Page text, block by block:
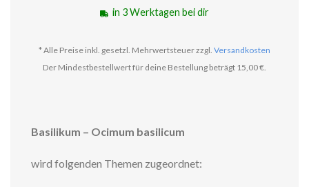
in 3 Werktagen bei dir
* Alle Preise inkl. gesetzl. Mehrwertsteuer zzgl. Versandkosten
Der Mindestbestellwert für deine Bestellung beträgt 15,00 €.
Basilikum – Ocimum basilicum
wird folgenden Themen zugeordnet: